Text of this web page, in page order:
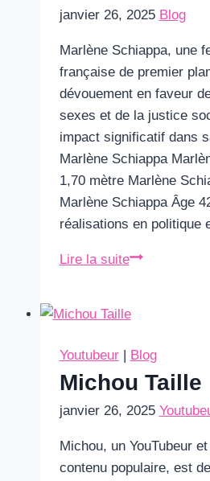
janvier 26, 2025 Blog
Marlène Schiappa, une
française de premier
dévouement en faveur
sexes et de la justice
impact significatif dans
Marlène Schiappa
1,70 mètre Marlène
Marlène Schiappa Âge
réalisations en politique
Lire la suiteMarlène
Youtubeur| Blog
Michou Taille
janvier 26, 2025
Michou, un YouTubeur
contenu populaire, est